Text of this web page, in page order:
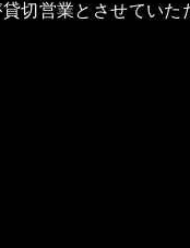
切営業とさせてい